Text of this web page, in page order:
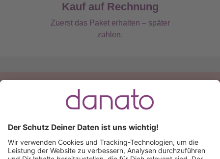
Kauf auf Rechnung
Zuerst das Paket erhalten – später
zahlen.
Du hast eine Frage?
+49 (0) 511 51 56 0300
schreib uns eineE-Mail
Käuferschutz inklusive Kauf auf Rechnung